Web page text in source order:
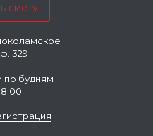
329
по будням